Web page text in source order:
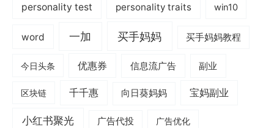
personality test personality traits win10
word 一加 买手妈妈 买手妈妈教程
今日头条 优惠券 信息流广告 副业
区块链 千千惠 向日葵妈妈 宝妈副业
小红书聚光 广告代投 广告优化